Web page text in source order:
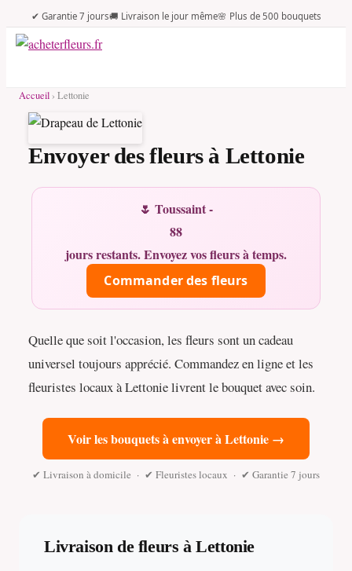
✔ Garantie 7 jours🚚 Livraison le jour même🌸 Plus de 500 bouquets
Accueil › Lettonie
Envoyer des fleurs à Lettonie
🌷 Toussaint -
88
jours restants. Envoyez vos fleurs à temps.
Commander des fleurs
Quelle que soit l'occasion, les fleurs sont un cadeau
universel toujours apprécié. Commandez en ligne et les
fleuristes locaux à Lettonie livrent le bouquet avec soin.
Voir les bouquets à envoyer à Lettonie →
✔ Livraison à domicile · ✔ Fleuristes locaux · ✔ Garantie 7 jours
Livraison de fleurs à Lettonie